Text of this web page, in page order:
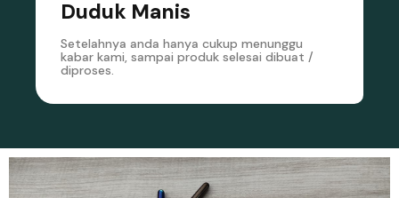
Duduk Manis
Setelahnya anda hanya cukup menunggu
kabar kami, sampai produk selesai dibuat /
diproses.